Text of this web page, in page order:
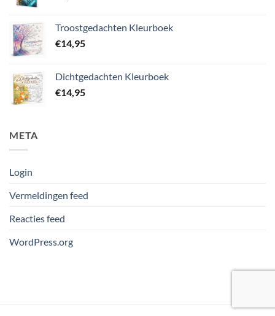
Troostgedachten Kleurboek
€14,95
Dichtgedachten Kleurboek
€14,95
META
Login
Vermeldingen feed
Reacties feed
WordPress.org